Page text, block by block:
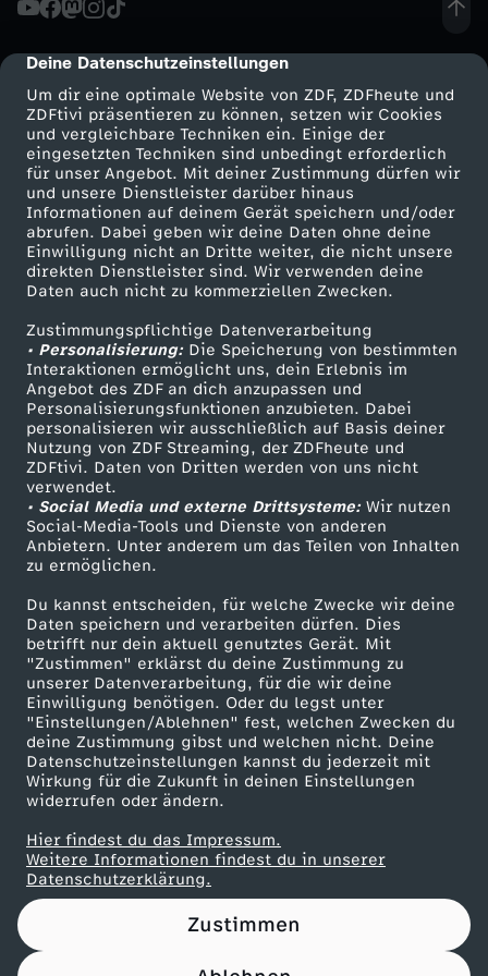
cmp-dialog-description
Deine Datenschutzeinstellungen
Um dir eine optimale Website von ZDF, ZDFheute und
ZDFtivi präsentieren zu können, setzen wir Cookies
und vergleichbare Techniken ein. Einige der
eingesetzten Techniken sind unbedingt erforderlich
für unser Angebot. Mit deiner Zustimmung dürfen wir
und unsere Dienstleister darüber hinaus
Informationen auf deinem Gerät speichern und/oder
abrufen. Dabei geben wir deine Daten ohne deine
Einwilligung nicht an Dritte weiter, die nicht unsere
direkten Dienstleister sind. Wir verwenden deine
Daten auch nicht zu kommerziellen Zwecken.
Zustimmungspflichtige Datenverarbeitung
• Personalisierung:Die Speicherung von bestimmten
Interaktionen ermöglicht uns, dein Erlebnis im
Angebot des ZDF an dich anzupassen und
Personalisierungsfunktionen anzubieten. Dabei
personalisieren wir ausschließlich auf Basis deiner
Nutzung von ZDF Streaming, der ZDFheute und
ZDFtivi. Daten von Dritten werden von uns nicht
verwendet.
• Social Media und externe Drittsysteme:Wir nutzen
Social-Media-Tools und Dienste von anderen
Anbietern. Unter anderem um das Teilen von Inhalten
zu ermöglichen.
Du kannst entscheiden, für welche Zwecke wir deine
Daten speichern und verarbeiten dürfen. Dies
betrifft nur dein aktuell genutztes Gerät. Mit
"Zustimmen" erklärst du deine Zustimmung zu
unserer Datenverarbeitung, für die wir deine
Einwilligung benötigen. Oder du legst unter
"Einstellungen/Ablehnen" fest, welchen Zwecken du
deine Zustimmung gibst und welchen nicht. Deine
Datenschutzeinstellungen kannst du jederzeit mit
Wirkung für die Zukunft in deinen Einstellungen
widerrufen oder ändern.
Hier findest du das Impressum.
Weitere Informationen findest du in unserer
Datenschutzerklärung.
Zustimmen
s
-
M
u
s
s
d
e
r
w
e
g
o
d
e
r
k
Mehr ZDF
ZDF-Apps
Smart TV
ZDFtext
Livestreams
Sendungen A-Z
TV-Programm
Service
ZDFmitreden
Kontakt zum ZDF
Tickets
Zuschauerservice
Hilfe
ZDF Unternehmen
Karriere
ZDF goes Schule
Werbefernsehen
Mainzelmännchen
Partner